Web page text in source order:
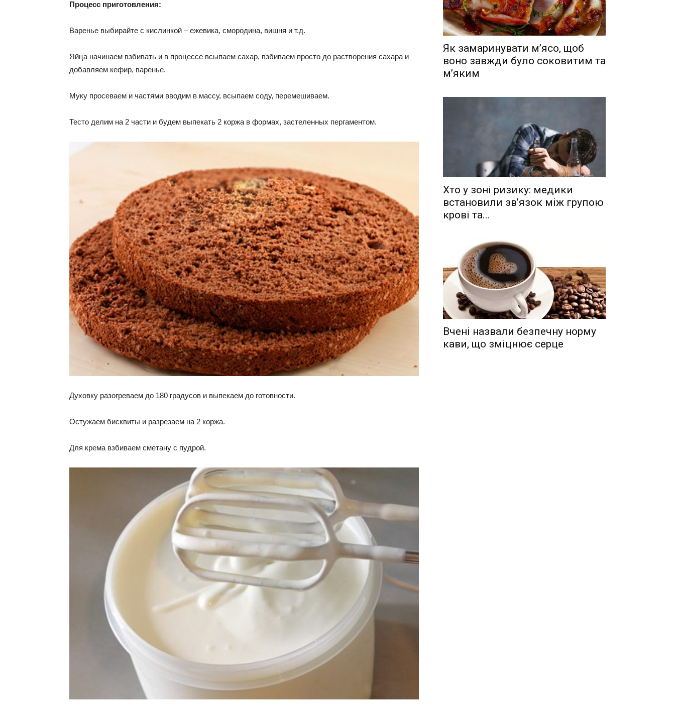
Процесс приготовления:
Варенье выбирайте с кислинкой – ежевика, смородина, вишня и т.д.
Яйца начинаем взбивать и в процессе всыпаем сахар, взбиваем просто до растворения сахара и
добавляем кефир, варенье.
Муку просеваем и частями вводим в массу, всыпаем соду, перемешиваем.
Тесто делим на 2 части и будем выпекать 2 коржа в формах, застеленных пергаментом.
Духовку разогреваем до 180 градусов и выпекаем до готовности.
Остужаем бисквиты и разрезаем на 2 коржа.
Для крема взбиваем сметану с пудрой.
Як замаринувати м’ясо, щоб
воно завжди було соковитим та
м’яким
Хто у зоні ризику: медики
встановили зв’язок між групою
крові та...
Вчені назвали безпечну норму
кави, що зміцнює серце